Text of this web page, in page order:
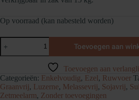
Op voorraad (kan nabesteld worden)
Metazoa
NaturalFit
Muscle
aantal
Toevoegen aan
Toevoegen aan
Categorieën: Enkelvoudig, Ezel, Ruwvoer
Graanvrij, Luzerne, Melassevrij, Sojavrij,
Zetmeelarm, Zonder toevoegingen